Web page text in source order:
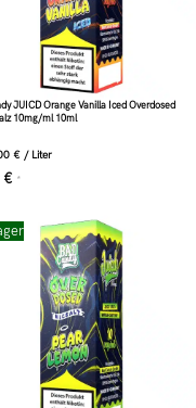
JUICD Orange Vanilla Iced Overdosed
10mg/ml 10ml
€ / Liter
€ *